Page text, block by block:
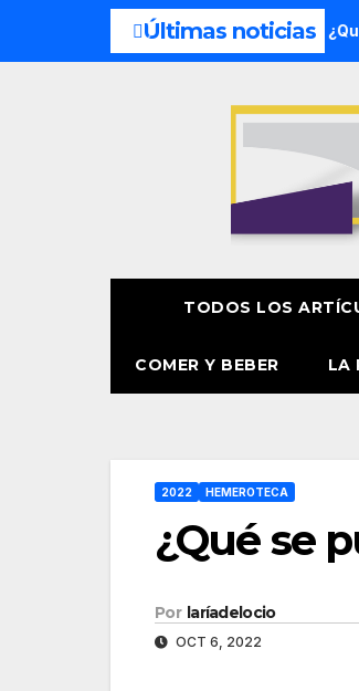
Últimas noticias
de semana: 8 y 9 de agosto ¿Qué
TODOS LOS
COMER Y BEBER LA
2022 HEMEROTECA
¿Qué se
Por laríadelocio
OCT 6, 2022